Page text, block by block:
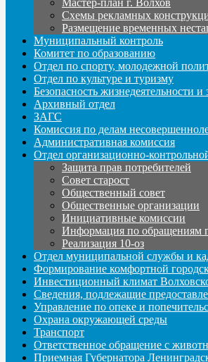
Схемы рекламных
Размещение временных
Муниципальный контроль
Комитет по образованию
Отдел по спорту, молодежной
Отдел по культуре и туризму
Безопасность жизнедеятельности
Архивный отдел
ЗАГС
Комиссия по делам
Административная комиссия
Отдел организационно-
Защита прав потребителей
Совет старост
Общественный совет
Общественные организации
Инициативные комиссии
Информация по обращениям
Реализация 10-оз
Отдел муниципальной службы и
Формирование комфортной
Инвестиционный климат
Сведения, подлежащие
Управление по опеке и
Охрана окружающей среды
Транспорт
Ответственное обращение с
Приемная Губернатора